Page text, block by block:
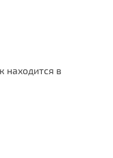
находится в